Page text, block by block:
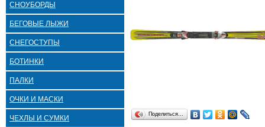
СНОУБОРДЫ
БЕГОВЫЕ ЛЫЖИ
СНЕГОСТУПЫ
БОТИНКИ
ПАЛКИ
ОЧКИ И МАСКИ
ЧЕХЛЫ И СУМКИ
Поделиться…